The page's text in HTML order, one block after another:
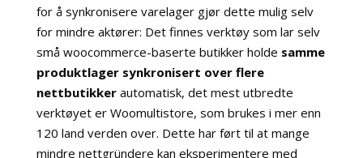
for å synkronisere varelager gjør dette mulig selv
for mindre aktører: Det finnes verktøy som lar selv
små woocommerce-baserte butikker holde samme
produktlager synkronisert over flere
nettbutikkerautomatisk, det mest utbredte
verktøyet er Woomultistore, som brukes i mer enn
120 land verden over. Dette har ført til at mange
mindre nettgründere kan eksperimentere med